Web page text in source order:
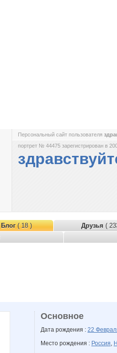
Персональный сайт пользователя
портрет № 44475 зарегистрирован в
Блог( 18 ) Друзья (
Основное
Дата рождения : 22
Место рождения : Россия,